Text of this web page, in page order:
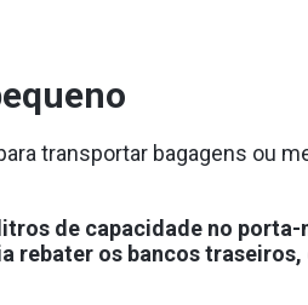
transportar bagagens ou
de capacidade no
rebater os bancos